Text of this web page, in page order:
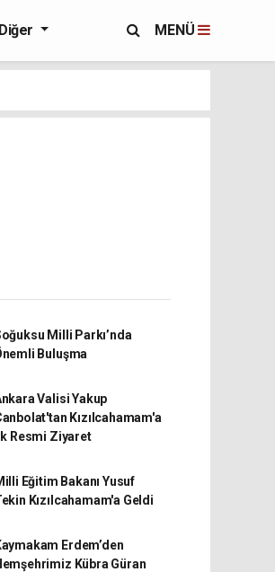
Diğer MENÜ
Milli Parkı’nda
Buluşma
Valisi Yakup
Kızılcahamam'a
Resmi Ziyaret
Eğitim Bakanı Yusuf
Kızılcahamam'a Geldi
Erdem’den
Kübra Güran